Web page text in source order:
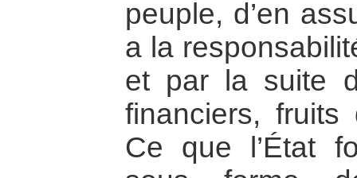
peuple, d’en
a la
et par la suite
financiers, fruits
Ce que l’État